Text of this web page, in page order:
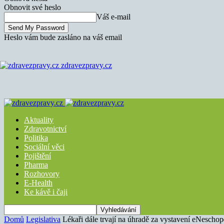
Obnovit své heslo
Váš e-mail
Heslo vám bude zasláno na váš email
zdravezpravy.cz
Aktuality
Zdravotnictví
Politika
Sociální věci
Pojištění
Pharma
Rozhovory
E-Health
Ke kávě i čaji
Domů Legislativa Lékaři dále trvají na úhradě za vystavení